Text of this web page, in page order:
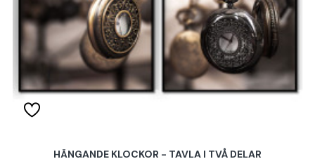
HÄNGANDE KLOCKOR - TAVLA I TVÅ DELAR